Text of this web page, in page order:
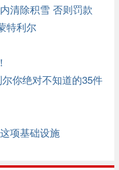
清除积雪 否则罚款
特利尔
你绝对不知道的35件
项基础设施